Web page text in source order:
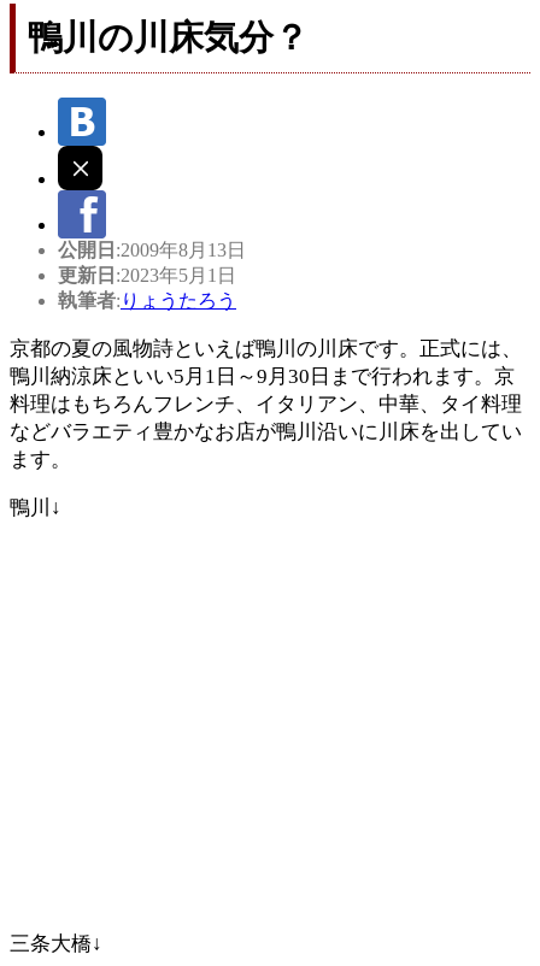
鴨川の川床気分？
公開日 :2009年8月13日
更新日 :2023年5月1日
執筆者: りょうたろう
京都の夏の風物詩といえば鴨川の川床です。正式には、
鴨川納涼床といい5月1日～9月30日まで行われます。京
料理はもちろんフレンチ、イタリアン、中華、タイ料理
などバラエティ豊かなお店が鴨川沿いに川床を出してい
ます。
鴨川↓
三条大橋↓